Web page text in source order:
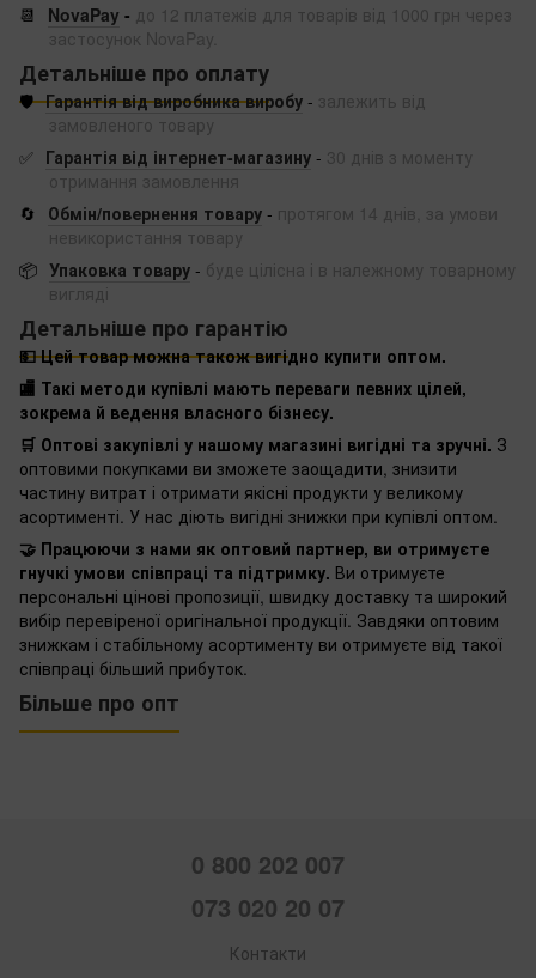
📆
NovaPay - до 12 платежів для товарів від 1000 грн через
застосунок NovaPay.
Детальніше про оплату
🛡️ Гарантія від виробника виробу - залежить від
замовленого товару
✅ Гарантія від інтернет-магазину - 30 днів з моменту
отримання замовлення
🔄
Обмін/повернення товару - протягом 14 днів, за умови
невикористання товару
📦 Упаковка товару - буде цілісна і в належному товарному
вигляді
Детальніше про гарантію
💵 Цей товар можна також вигідно купити оптом.
🏬 Такі методи купівлі мають переваги певних цілей,
зокрема й ведення власного бізнесу.
🛒 Оптові закупівлі у нашому магазині вигідні та зручні. З
оптовими покупками ви зможете заощадити, знизити
частину витрат і отримати якісні продукти у великому
асортименті. У нас діють вигідні знижки при купівлі оптом.
🤝 Працюючи з нами як оптовий партнер, ви отримуєте
гнучкі умови співпраці та підтримку. Ви отримуєте
персональні цінові пропозиції, швидку доставку та широкий
вибір перевіреної оригінальної продукції. Завдяки оптовим
знижкам і стабільному асортименту ви отримуєте від такої
співпраці більший прибуток.
Більше про опт
0 800 202 007
073 020 20 07
Контакти